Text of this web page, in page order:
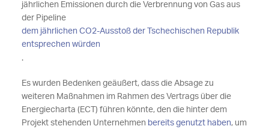
jährlichen Emissionen durch die Verbrennung von Gas aus
der Pipeline
dem jährlichen CO2-Ausstoß der Tschechischen Republik
entsprechen würden
.
Es wurden Bedenken geäußert, dass die Absage zu
weiteren Maßnahmen im Rahmen des Vertrags über die
Energiecharta (ECT) führen könnte, den die hinter dem
Projekt stehenden Unternehmen bereits genutzt haben, um